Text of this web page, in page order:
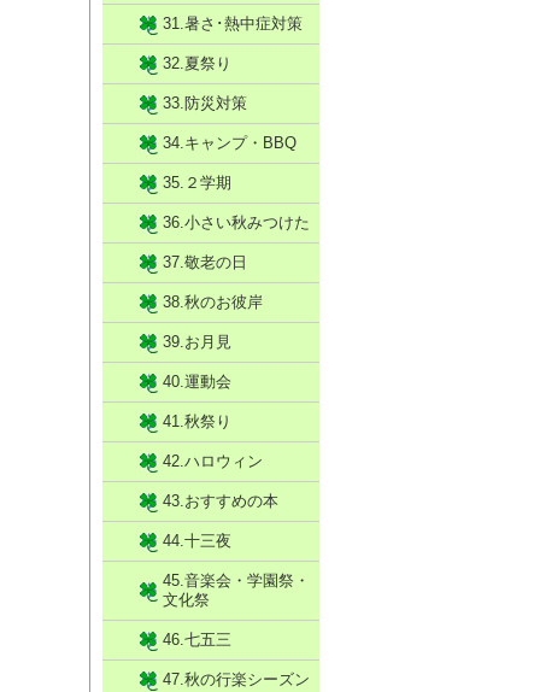
31.暑さ･熱中症対策
32.夏祭り
33.防災対策
34.キャンプ・BBQ
35.２学期
36.小さい秋みつけた
37.敬老の日
38.秋のお彼岸
39.お月見
40.運動会
41.秋祭り
42.ハロウィン
43.おすすめの本
44.十三夜
45.音楽会・学園祭・
文化祭
46.七五三
47.秋の行楽シーズン